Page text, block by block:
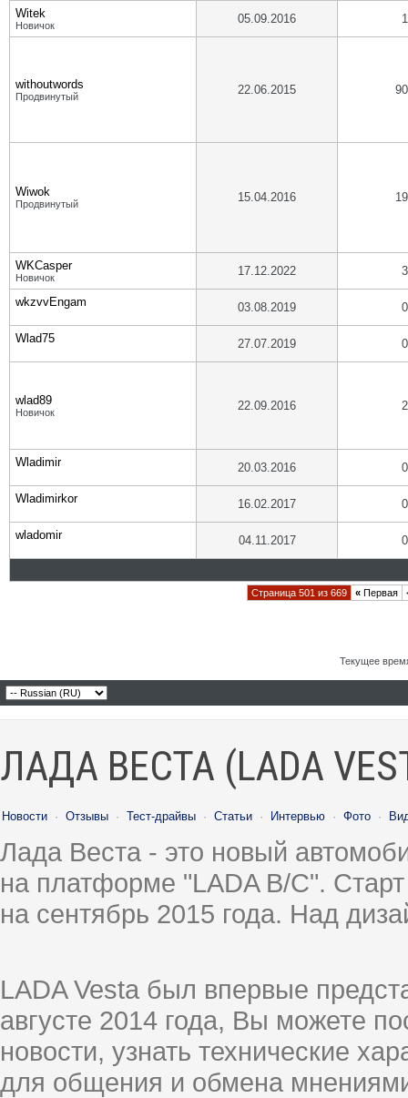
Witek
Новичок 05.09.2016 1
withoutwords
Продвинутый 22.06.2015
Wiwok
Продвинутый 15.04.2016
WKCasper
Новичок 17.12.2022 3
wkzvvEngam 03.08.2019 0
Wlad75 27.07.2019 0
wlad89
Новичок 22.09.2016 2
Wladimir 20.03.2016 0
Wladimirkor 16.02.2017 0
wladomir 04.11.2017 0
Страница 501 из 669 « Первая
Текущее
ЛАДА ВЕСТА (LADA
Новости · Отзывы · Тест-драйвы · Статьи · Интервью · Фото ·
Лада Веста - это новый
на платформе "LADA B/C".
на сентябрь 2015 года. Над
LADA Vesta был впервые
августе 2014 года, Вы можете
новости, узнать технические
для общения и обмена